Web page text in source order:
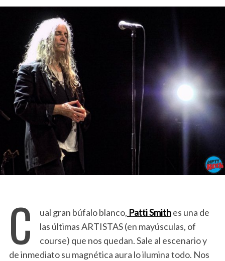
C ual gran búfalo blanco, Patti Smithes una de
las últimas ARTISTAS (en mayúsculas, of
course) que nos quedan. Sale al escenario y
de inmediato su magnética aura lo ilumina todo. Nos